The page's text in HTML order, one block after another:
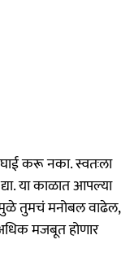
करू नका. स्वतःला
या काळात आपल्या
तुमचं मनोबल वाढेल,
मजबूत होणार